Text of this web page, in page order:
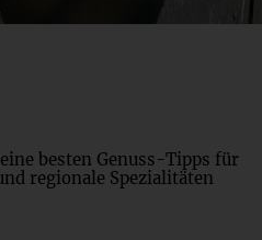
besten Genuss-Tipps für
regionale Spezialitäten